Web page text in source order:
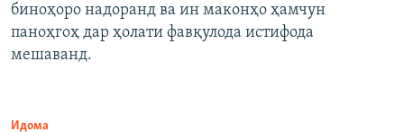
биноҳоро надоранд ва ин маконҳо ҳамчун
паноҳгоҳ дар ҳолати фавқулода истифода
мешаванд.
Идома